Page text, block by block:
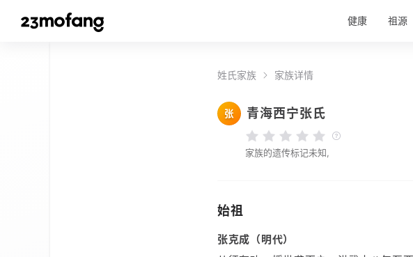
健康 祖源
姓氏家族 家族详情
张 青海西宁张氏
家族的遗传标记未知,
始祖
张克成（明代）